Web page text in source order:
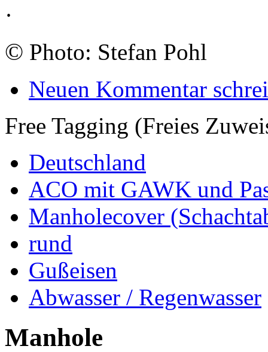
·
© Photo: Stefan Pohl
Neuen Kommentar
Free Tagging (Freies
Deutschland
ACO mit GAWK und
Manholecover
rund
Gußeisen
Abwasser / Regenwasser
Manhole